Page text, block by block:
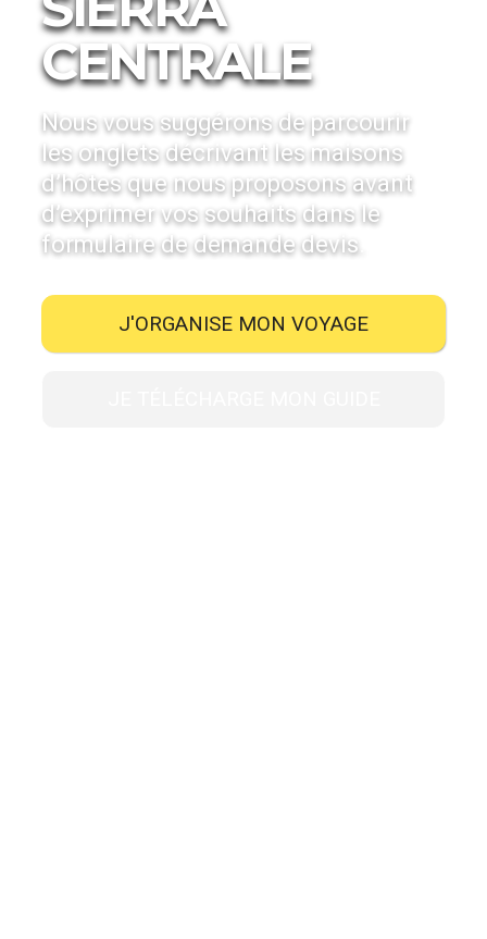
CENTRALE
Nous vous suggérons de parcourir
les onglets décrivant les maisons
d’hôtes que nous proposons avant
d’exprimer vos souhaits dans le
formulaire de demande devis.
J'ORGANISE MON VOYAGE